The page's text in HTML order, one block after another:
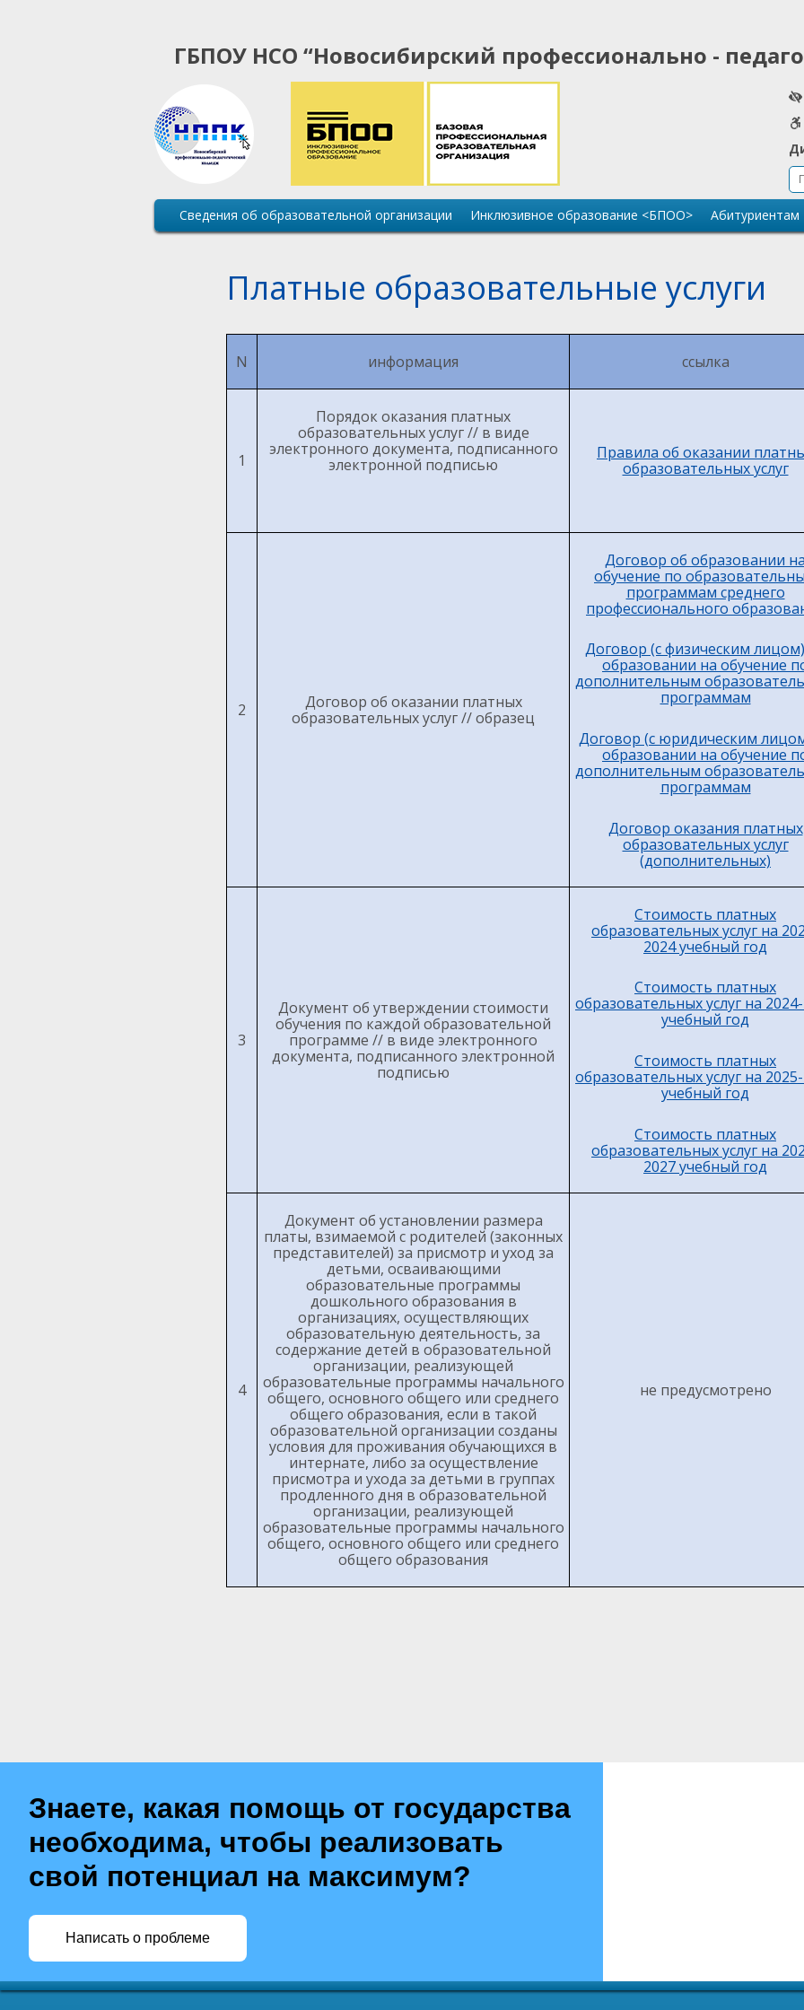
ГБПОУ НСО “Новосибирский профессионально -
Основная
навигация
Сведения об образовательной организации Инклюзивное образование <БПОО> Абитуриентам
Платные образовательные услуги
N информация ссылка
1
Порядок оказания платных
образовательных услуг // в виде
электронного документа, подписанного
электронной подписью
Правила об оказании
образовательных услуг
2
Договор об оказании платных
образовательных услуг // образец
Договор об образовании на
обучение по
программам среднего
профессионального
Договор (с физическим
образовании на обучение
дополнительным
программам
Договор (с юридическим
образовании на обучение
дополнительным
программам
Договор оказания платных
образовательных услуг
(дополнительных)
3
Документ об утверждении стоимости
обучения по каждой образовательной
программе // в виде электронного
документа, подписанного электронной
подписью
Стоимость платных
образовательных услуг на
2024 учебный год
Стоимость платных
образовательных услуг на
учебный год
Стоимость платных
образовательных услуг на
учебный год
Стоимость платных
образовательных услуг на
2027 учебный год
4
Документ об установлении размера
платы, взимаемой с родителей (законных
представителей) за присмотр и уход за
детьми, осваивающими
образовательные программы
дошкольного образования в
организациях, осуществляющих
образовательную деятельность, за
содержание детей в образовательной
организации, реализующей
образовательные программы начального
общего, основного общего или среднего
общего образования, если в такой
образовательной организации созданы
условия для проживания обучающихся в
интернате, либо за осуществление
присмотра и ухода за детьми в группах
продленного дня в образовательной
организации, реализующей
образовательные программы начального
общего, основного общего или среднего
общего образования
не предусмотрено
Знаете, какая помощь от государства
необходима, чтобы реализовать
свой потенциал на максимум?
Написать о проблеме